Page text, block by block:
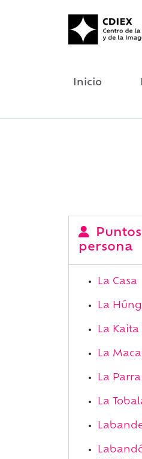
Inicio
persona
La Casa
La
La Kaita
La
La
La